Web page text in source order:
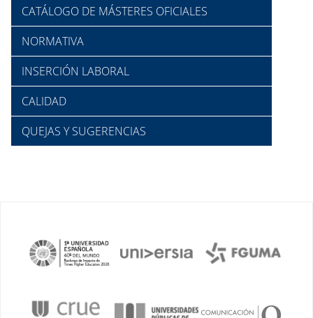
CATÁLOGO DE MÁSTERES OFICIALES
NORMATIVA
INSERCIÓN LABORAL
CALIDAD
QUEJAS Y SUGERENCIAS